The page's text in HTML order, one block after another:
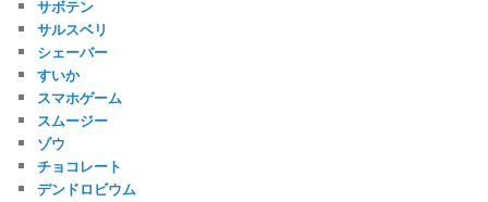
サボテン
サルスベリ
シェーバー
すいか
スマホゲーム
スムージー
ゾウ
チョコレート
デンドロビウム